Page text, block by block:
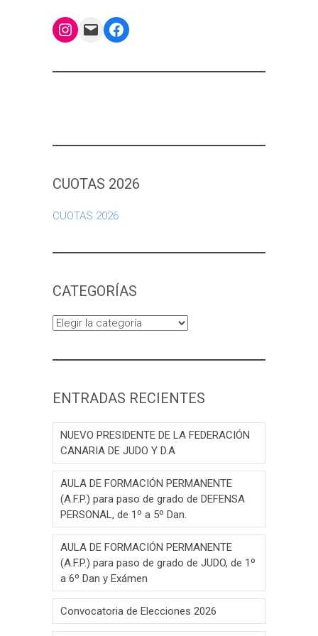
Instagram
MailFacebook
CUOTAS 2026
CUOTAS 2026
CATEGORÍAS
Categorías
ENTRADAS RECIENTES
NUEVO PRESIDENTE DE LA FEDERACIÓN
CANARIA DE JUDO Y D.A
AULA DE FORMACIÓN PERMANENTE
(A.F.P.) para paso de grado de DEFENSA
PERSONAL, de 1º a 5º Dan.
AULA DE FORMACIÓN PERMANENTE
(A.F.P.) para paso de grado de JUDO, de 1º
a 6º Dan y Exámen
Convocatoria de Elecciones 2026